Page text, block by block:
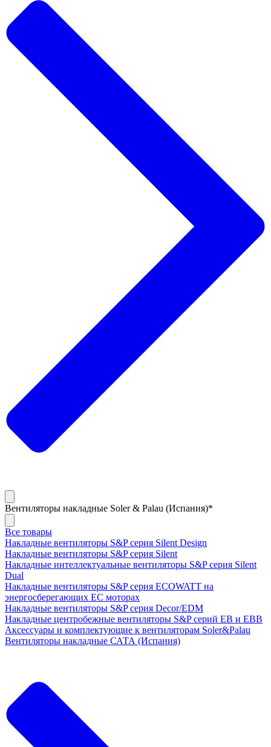
Вентиляторы накладные Soler & Palau (Испания)*
Все товары
Накладные вентиляторы S&P серия Silent Design
Накладные вентиляторы S&P серия Silent
Накладные интеллектуальные вентиляторы S&P серия Silent
Dual
Накладные вентиляторы S&P серия ECOWATT на
энергосберегающих ЕС моторах
Накладные вентиляторы S&P серия Decor/EDM
Накладные центробежные вентиляторы S&P серий EB и EBB
Аксессуары и комплектующие к вентиляторам Soler&Palau
Вентиляторы накладные САТА (Испания)